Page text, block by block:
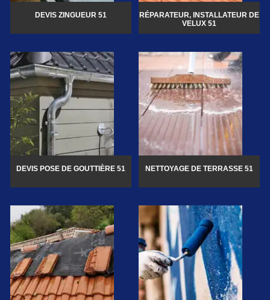
DEVIS ZINGUEUR 51
RÉPARATEUR, INSTALLATEUR DE
VELUX 51
DEVIS POSE DE GOUTTIÈRE 51 NETTOYAGE DE TERRASSE 51